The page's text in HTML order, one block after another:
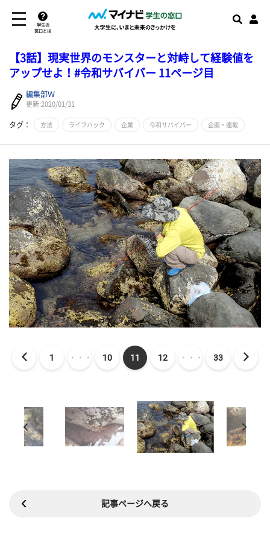
学生の
窓口とは
【3話】現実世界のモンスターと対峙して経験値を
アップせよ！#令和サバイバー 11ページ目
編集部Ｗ
更新:2020/01/31
タグ： 方法 ライフハック 企業 令和サバイバー 企画・連載
1 ・・・ 10 11 12 ・・・ 33
記事ページへ戻る